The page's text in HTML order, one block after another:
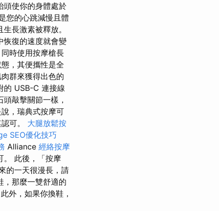
頭使你的身體處於
您的心跳減慢且體
長激素被釋放。
恢復的速度就會變
同時使用按摩槍長
，其便攜性是全
群來獲得出色的
的 USB-C 連接線
敲擊關節一樣，
，瑞典式按摩可
可。 大腿放鬆按
SEO優化技巧
Alliance 經絡按摩
。 此後，「按摩
的一天很漫長，請
，那麼一雙舒適的
此外，如果你換鞋，